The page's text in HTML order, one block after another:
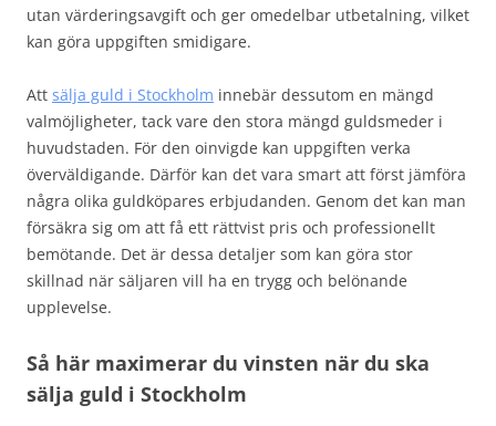
utan värderingsavgift och ger omedelbar utbetalning, vilket
kan göra uppgiften smidigare.
Att sälja guld i Stockholm innebär dessutom en mängd
valmöjligheter, tack vare den stora mängd guldsmeder i
huvudstaden. För den oinvigde kan uppgiften verka
överväldigande. Därför kan det vara smart att först jämföra
några olika guldköpares erbjudanden. Genom det kan man
försäkra sig om att få ett rättvist pris och professionellt
bemötande. Det är dessa detaljer som kan göra stor
skillnad när säljaren vill ha en trygg och belönande
upplevelse.
Så här maximerar du vinsten när du ska
sälja guld i Stockholm